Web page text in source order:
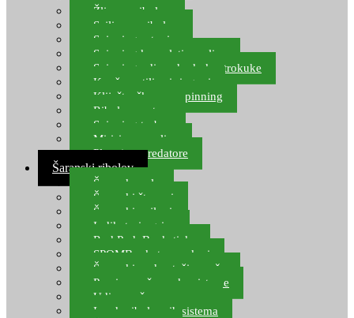
Žlice za ribolov
Sajlice za ribolov
Spinning setovi
Spinning kompleti varalica
Spinning udice, dvokuke, trokuke
Kopče, vrtilice i ringovi
Kliješta, škare za spinning
Ribolov pastrve
Spinning torbe
Mirisi za varalice
Plovci za predatore
Šaranski ribolov
Šaranske role
Šaranski štapovi
Šaranski najloni
Indikatori ugriza
Rod Pod, Banksticks
SPOMB rakete, markeri
Šaranski podmetači, mreže
Pernice za šaranske sisteme
Udice za šarana, amura
Izrada ribolovnih sistema